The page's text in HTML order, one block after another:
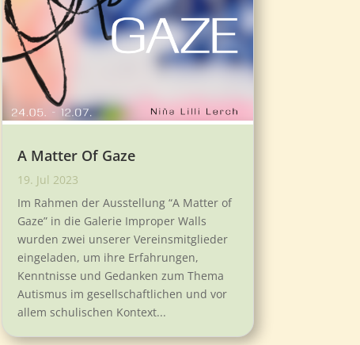
A Matter Of Gaze
19. Jul 2023
Im Rahmen der Ausstellung “A Matter of
Gaze” in die Galerie Improper Walls
wurden zwei unserer Vereinsmitglieder
eingeladen, um ihre Erfahrungen,
Kenntnisse und Gedanken zum Thema
Autismus im gesellschaftlichen und vor
allem schulischen Kontext...